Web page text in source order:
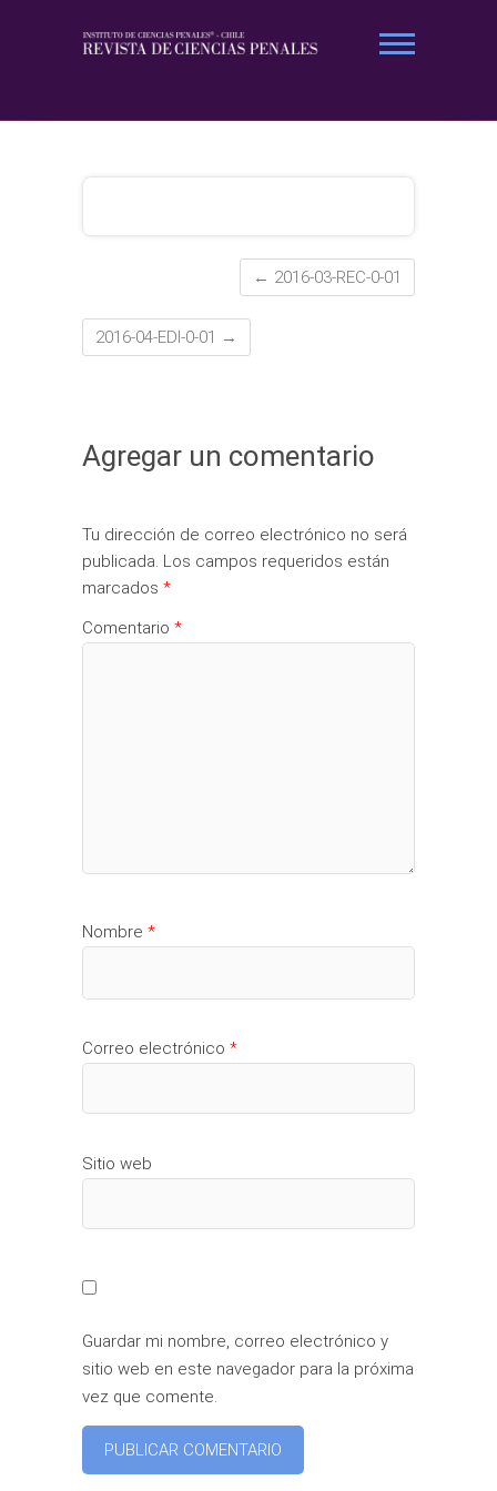
← 2016-03-REC-0-01
2016-04-EDI-0-01 →
Agregar un comentario
Tu dirección de correo electrónico no será
publicada. Los campos requeridos están
marcados *
Comentario *
Nombre *
Correo electrónico *
Sitio web
Guardar mi nombre, correo electrónico y
sitio web en este navegador para la próxima
vez que comente.